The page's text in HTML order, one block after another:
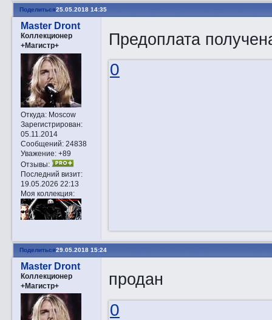
Поделиться25.05.2018 14:35
Master Dront
Коллекционер
+Магистр+
Откуда:Moscow
Зарегистрирован:
05.11.2014
Сообщений:24838
Уважение: +89
Отзывы:
Последний визит:
19.05.2026 22:13
Моя коллекция:
Предоплата
0
Поделиться29.05.2018 15:24
Master Dront
Коллекционер
+Магистр+
продан
0